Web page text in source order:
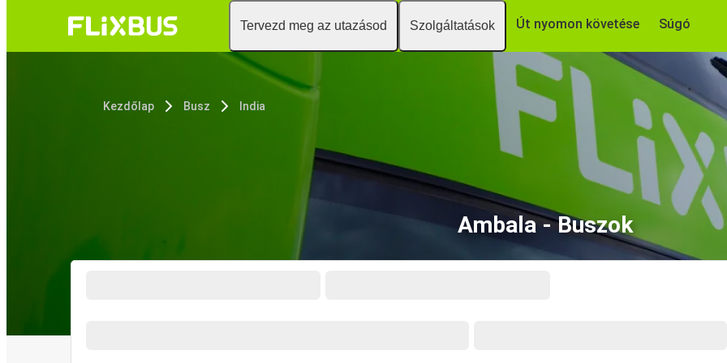
Tervezd meg az utazásod Szolgáltatások Út nyomon követése Súgó
Kezdőlap Busz India
Ambala - Buszok